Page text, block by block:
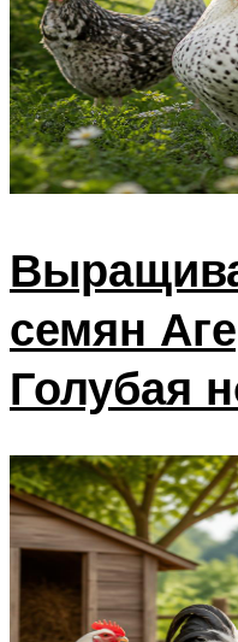
семян
Голубая